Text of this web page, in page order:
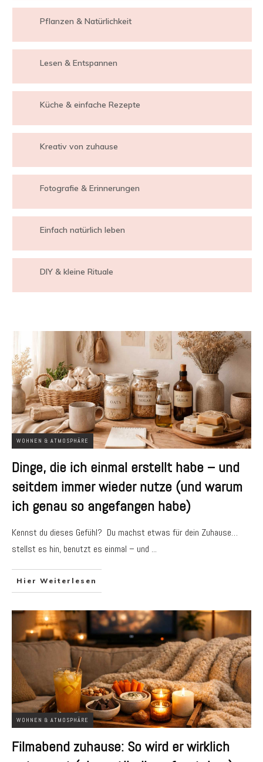
WOHNEN & ATMOSPHÄRE
Dinge, die ich einmal erstellt habe – und
seitdem immer wieder nutze (und warum
ich genau so angefangen habe)
Kennst du dieses Gefühl? Du machst etwas für dein Zuhause…
stellst es hin, benutzt es einmal – und ...
Hier Weiterlesen
WOHNEN & ATMOSPHÄRE
Filmabend zuhause: So wird er wirklich
Pflanzen & Natürlichkeit
Lesen & Entspannen
Küche & einfache Rezepte
Kreativ von zuhause
Fotografie & Erinnerungen
Einfach natürlich leben
DIY & kleine Rituale